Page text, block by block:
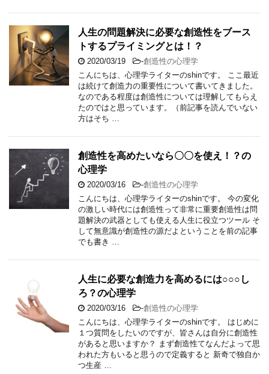
人生の問題解決に必要な創造性をブース
トするプライミングとは！？
2020/03/19 -創造性の心理学
こんにちは、心理学ライターのshinです。 ここ最近
は続けて創造力の重要性について書いてきました。
なのである程度は創造性については理解してもらえ
たのではと思っています。（前記事を読んでいない
方はそち …
創造性を高めたいなら〇〇を使え！？の
心理学
2020/03/16 -創造性の心理学
こんにちは、心理学ライターのshinです。 今の変化
の激しい時代には創造性って非常に重要創造性は問
題解決の武器としても使える人生に役立つツール そ
して無意識が創造性の源だよということを前の記事
でも書き …
人生に必要な創造力を高めるには○○○し
ろ？の心理学
2020/03/16 -創造性の心理学
こんにちは、心理学ライターのshinです。 はじめに
１つ質問をしたいのですが、皆さんは自分に創造性
があると思いますか？ まず創造性てなんだよって思
われた方もいると思うので定義すると 新奇で独自か
つ生産 …